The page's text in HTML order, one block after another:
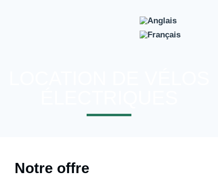
Notre offre